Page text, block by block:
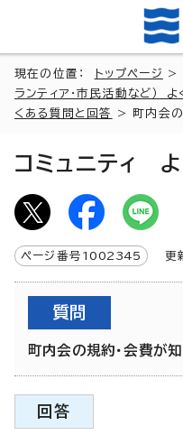
現在の位置： トップページ >
ランティア・市民活動など）
くある質問と回答
> 町内会の
コミュニティ
ページ番号 1002345 更
質問
町内会の規約・会費が知
回答